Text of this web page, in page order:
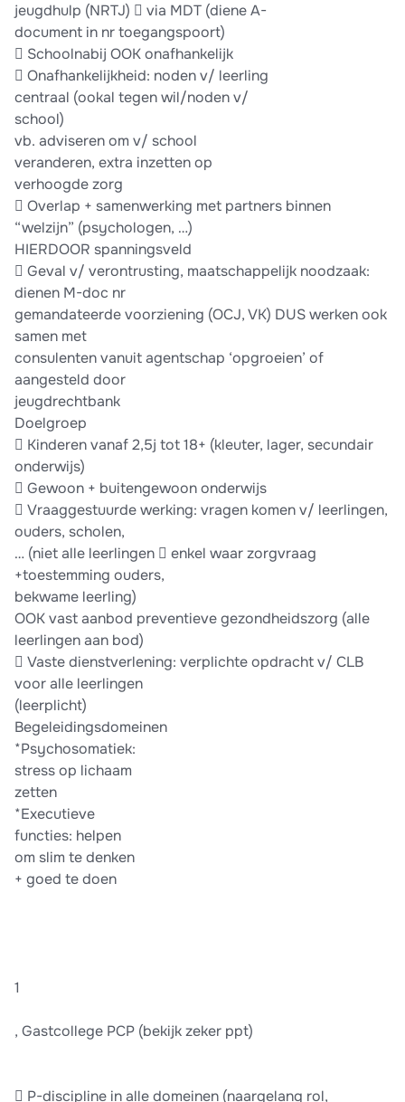
jeugdhulp (NRTJ)  via MDT (diene A-
document in nr toegangspoort)
 Schoolnabij OOK onafhankelijk
 Onafhankelijkheid: noden v/ leerling
centraal (ookal tegen wil/noden v/
school)
vb. adviseren om v/ school
veranderen, extra inzetten op
verhoogde zorg
 Overlap + samenwerking met partners binnen
“welzijn” (psychologen, …)
HIERDOOR spanningsveld
 Geval v/ verontrusting, maatschappelijk noodzaak:
dienen M-doc nr
gemandateerde voorziening (OCJ, VK) DUS werken ook
samen met
consulenten vanuit agentschap ‘opgroeien’ of
aangesteld door
jeugdrechtbank
Doelgroep
 Kinderen vanaf 2,5j tot 18+ (kleuter, lager, secundair
onderwijs)
 Gewoon + buitengewoon onderwijs
 Vraaggestuurde werking: vragen komen v/ leerlingen,
ouders, scholen,
… (niet alle leerlingen  enkel waar zorgvraag
+toestemming ouders,
bekwame leerling)
OOK vast aanbod preventieve gezondheidszorg (alle
leerlingen aan bod)
 Vaste dienstverlening: verplichte opdracht v/ CLB
voor alle leerlingen
(leerplicht)
Begeleidingsdomeinen
*Psychosomatiek:
stress op lichaam
zetten
*Executieve
functies: helpen
om slim te denken
+ goed te doen
1
, Gastcollege PCP (bekijk zeker ppt)
 P-discipline in alle domeinen (naargelang rol,